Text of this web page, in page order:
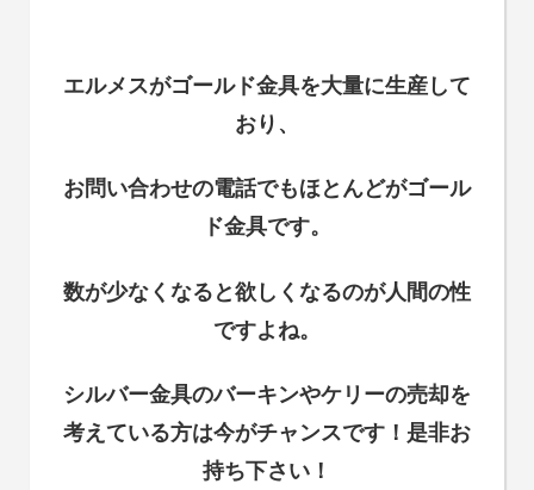
エルメスがゴールド金具を大量に生産して
おり、
お問い合わせの電話でもほとんどがゴール
ド金具です。
数が少なくなると欲しくなるのが人間の性
ですよね。
シルバー金具のバーキンやケリーの売却を
考えている方は今がチャンスです！是非お
持ち下さい！